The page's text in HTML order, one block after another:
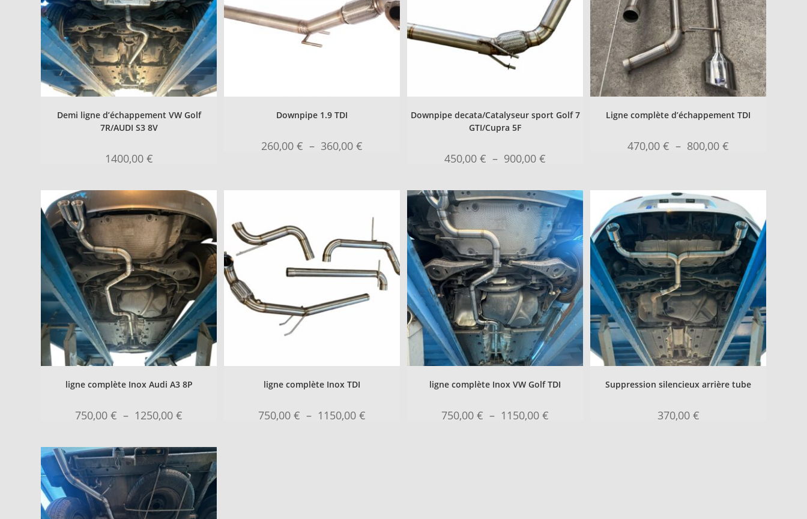
Demi ligne d’échappement VW Golf
7R/AUDI S3 8V
1400,00 €
Downpipe 1.9 TDI
260,00 € – 360,00 €
Downpipe decata/Catalyseur sport Golf 7
GTI/Cupra 5F
450,00 € – 900,00 €
Ligne complète d’échappement TDI
470,00 € – 800,00 €
ligne complète Inox Audi A3 8P
750,00 € – 1250,00 €
ligne complète Inox TDI
750,00 € – 1150,00 €
ligne complète Inox VW Golf TDI
750,00 € – 1150,00 €
Suppression silencieux arrière tube
370,00 €